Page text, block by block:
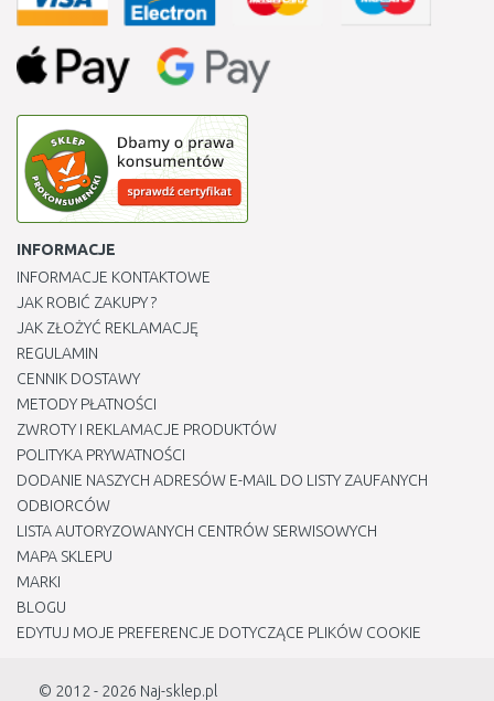
INFORMACJE
INFORMACJE KONTAKTOWE
JAK ROBIĆ ZAKUPY ?
JAK ZŁOŻYĆ REKLAMACJĘ
REGULAMIN
CENNIK DOSTAWY
METODY PŁATNOŚCI
ZWROTY I REKLAMACJE PRODUKTÓW
POLITYKA PRYWATNOŚCI
DODANIE NASZYCH ADRESÓW E-MAIL DO LISTY ZAUFANYCH
ODBIORCÓW
LISTA AUTORYZOWANYCH CENTRÓW SERWISOWYCH
MAPA SKLEPU
MARKI
BLOGU
EDYTUJ MOJE PREFERENCJE DOTYCZĄCE PLIKÓW COOKIE
© 2012 - 2026 Naj-sklep.pl